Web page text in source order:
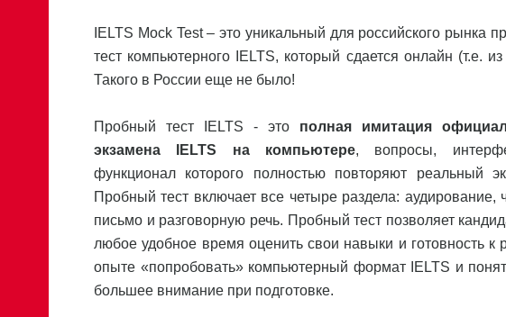
IELTS Mock Test – это уникальный для российского рынка
тест компьютерного IELTS, который сдается онлайн (т.е.
Такого в России еще не было!
Пробный тест IELTS - это полная имитация
экзамена IELTS на компьютере, вопросы,
функционал которого полностью повторяют реальный
Пробный тест включает все четыре раздела: аудирование,
письмо и разговорную речь. Пробный тест позволяет
любое удобное время оценить свои навыки и готовность
опыте «попробовать» компьютерный формат IELTS и
большее внимание при подготовке.